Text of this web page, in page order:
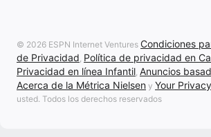
© 2026 ESPN Internet Ventures Condiciones
de Privacidad, Política de privacidad en
Privacidad en línea Infantil, Anuncios
Acerca de la Métrica Nielsen y Your
usted. Todos los derechos reservados